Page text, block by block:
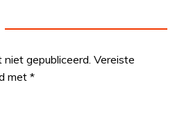
gepubliceerd. Vereiste
met *